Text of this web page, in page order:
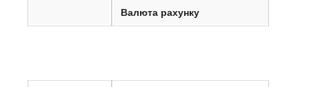
Валюта рахунку